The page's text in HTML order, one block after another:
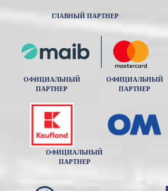
ГЛАВНЫЙ ПАРТНЕР
ОФИЦИАЛЬНЫЙ
ПАРТНЕР
ОФИЦИАЛЬНЫЙ
ПАРТНЕР
ОФИЦИАЛЬНЫЙ
ПАРТНЕР